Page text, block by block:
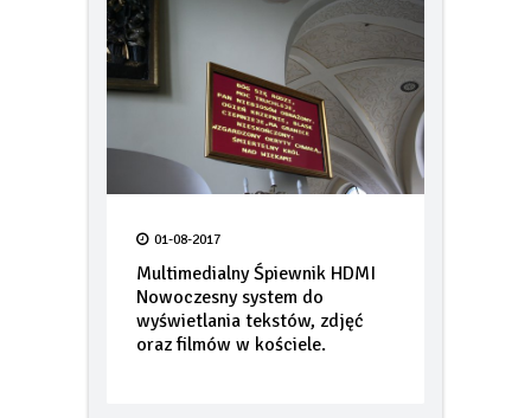
01-08-2017
Multimedialny Śpiewnik HDMI
Nowoczesny system do
wyświetlania tekstów, zdjęć